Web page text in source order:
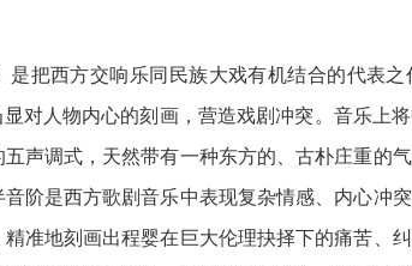
把西方交响乐同民族大戏有机结合的代表之
对人物内心的刻画，营造戏剧冲突。音乐上
声调式，天然带有一种东方的、古朴庄重的
阶是西方歌剧音乐中表现复杂情感、内心冲
准地刻画出程婴在巨大伦理抉择下的痛苦、